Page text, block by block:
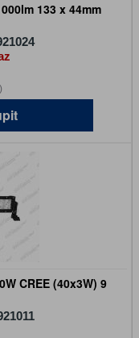
133 x 44mm
CREE (40x3W) 9